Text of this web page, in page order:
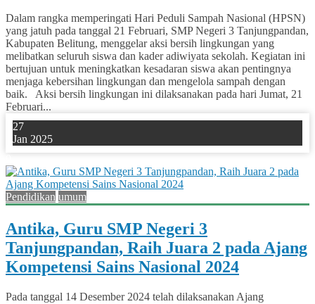
Dalam rangka memperingati Hari Peduli Sampah Nasional (HPSN)
yang jatuh pada tanggal 21 Februari, SMP Negeri 3 Tanjungpandan,
Kabupaten Belitung, menggelar aksi bersih lingkungan yang
melibatkan seluruh siswa dan kader adiwiyata sekolah. Kegiatan ini
bertujuan untuk meningkatkan kesadaran siswa akan pentingnya
menjaga kebersihan lingkungan dan mengelola sampah dengan
baik. Aksi bersih lingkungan ini dilaksanakan pada hari Jumat, 21
Februari...
27
Jan 2025
Pendidikan umum
Antika, Guru SMP Negeri 3
Tanjungpandan, Raih Juara 2 pada Ajang
Kompetensi Sains Nasional 2024
Pada tanggal 14 Desember 2024 telah dilaksanakan Ajang